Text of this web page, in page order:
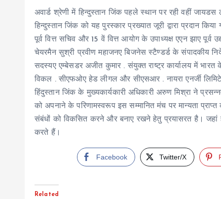
अवार्ड श्रेणी में हिन्दुस्तान जिंक पहले स्थान पर रही वहीं
हिन्दुस्तान जिंक को यह पुरस्कार प्रख्यात जूरी द्वारा प्रदान
पूर्व वित्त सचिव और 15 वें वित्त आयोग के उपाध्यक्ष एएन झाए पूर्व
चेयरमैन सुश्री प्रवीण महाजनए बिजनेस स्टैण्डर्ड के संपादकीय
सदस्यए एम्बेसडर अजीत कुमार . संयुक्त राष्ट्र कार्यालय में
विकल . सीएफओए हेड लीगल और सीएसआर . नायरा एनर्जी
हिंदुस्तान जिंक के मुख्यकार्यकारी अधिकारी अरुण मिश्रा ने
को अपनाने के परिणामस्वरूप इस सम्मानित मंच पर मान्यता
संबंधों को विकसित करने और बनाए रखने हेतु प्रयासरत है। जहां
करते हैं।
Facebook Twitter/X
Related